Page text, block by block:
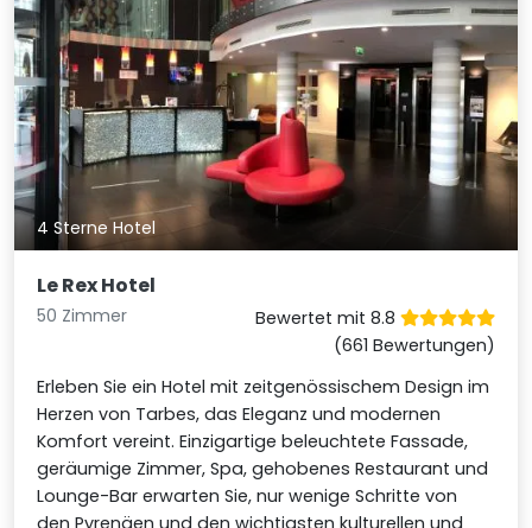
4 Sterne Hotel
Le Rex Hotel
50 Zimmer
Bewertet mit 8.8
(661 Bewertungen)
Erleben Sie ein Hotel mit zeitgenössischem Design im
Herzen von Tarbes, das Eleganz und modernen
Komfort vereint. Einzigartige beleuchtete Fassade,
geräumige Zimmer, Spa, gehobenes Restaurant und
Lounge-Bar erwarten Sie, nur wenige Schritte von
den Pyrenäen und den wichtigsten kulturellen und